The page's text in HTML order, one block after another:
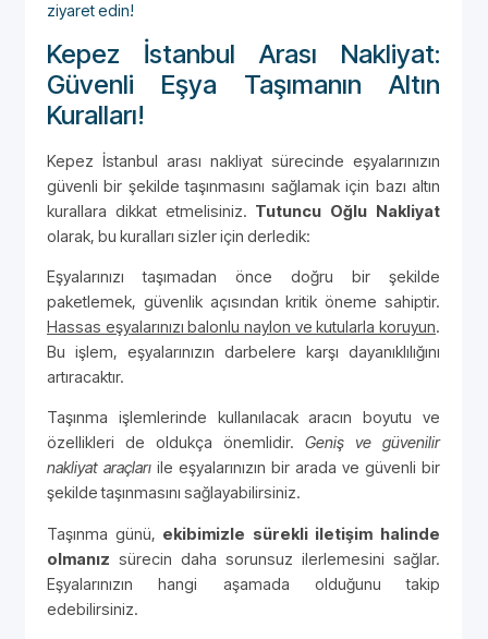
ziyaret edin!
Kepez İstanbul Arası Nakliyat:
Güvenli Eşya Taşımanın Altın
Kuralları!
Kepez İstanbul arası nakliyat sürecinde eşyalarınızın
güvenli bir şekilde taşınmasını sağlamak için bazı altın
kurallara dikkat etmelisiniz. Tutuncu Oğlu Nakliyat
olarak, bu kuralları sizler için derledik:
Eşyalarınızı taşımadan önce doğru bir şekilde
paketlemek, güvenlik açısından kritik öneme sahiptir.
Hassas eşyalarınızı balonlu naylon ve kutularla koruyun.
Bu işlem, eşyalarınızın darbelere karşı dayanıklılığını
artıracaktır.
Taşınma işlemlerinde kullanılacak aracın boyutu ve
özellikleri de oldukça önemlidir. Geniş ve güvenilir
nakliyat araçları ile eşyalarınızın bir arada ve güvenli bir
şekilde taşınmasını sağlayabilirsiniz.
Taşınma günü, ekibimizle sürekli iletişim halinde
olmanız sürecin daha sorunsuz ilerlemesini sağlar.
Eşyalarınızın hangi aşamada olduğunu takip
edebilirsiniz.